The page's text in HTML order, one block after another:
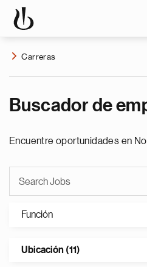
Carreras
Buscador de
Encuentre oportunidades en
Función
Ubicación (11)